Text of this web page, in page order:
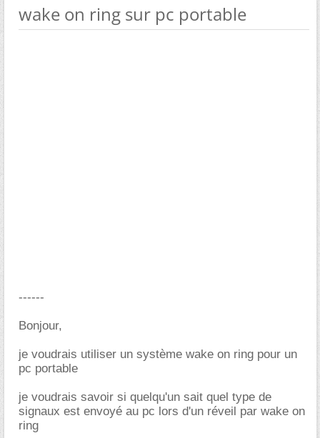
wake on ring sur pc portable
------
Bonjour,
je voudrais utiliser un système wake on ring pour un
pc portable
je voudrais savoir si quelqu'un sait quel type de
signaux est envoyé au pc lors d'un réveil par wake on
ring